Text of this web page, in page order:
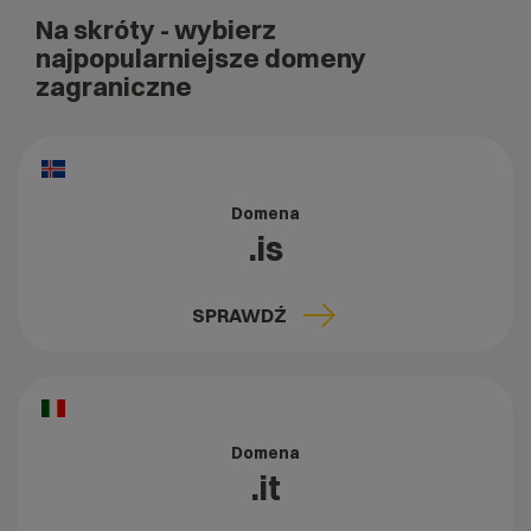
Na skróty - wybierz
najpopularniejsze domeny
zagraniczne
Domena
.is
SPRAWDŹ
Domena
.it